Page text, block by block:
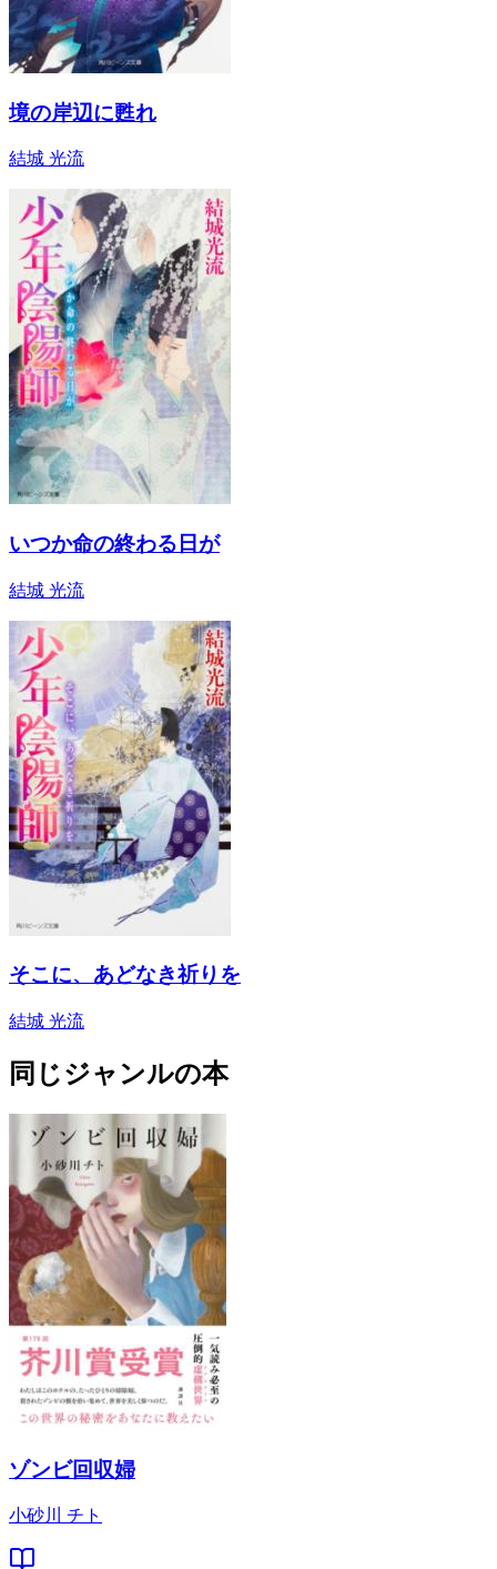
境の岸辺に甦れ
結城 光流
いつか命の終わる日が
結城 光流
そこに、あどなき祈りを
結城 光流
同じジャンルの本
ゾンビ回収婦
小砂川 チト